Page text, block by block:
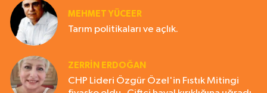
MEHMET YÜCEER
Tarım politikaları ve açlık.
ZERRIN ERDOĞAN
CHP Lideri Özgür Özel'in Fıstık Mitingi